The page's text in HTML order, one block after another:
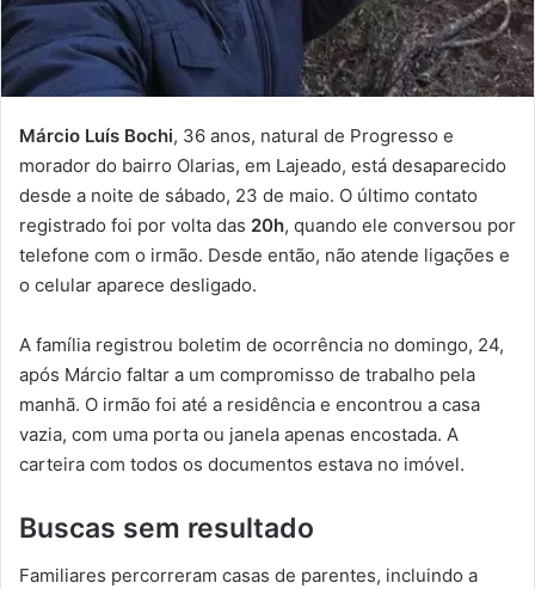
Márcio Luís Bochi, 36 anos, natural de Progresso e
morador do bairro Olarias, em Lajeado, está desaparecido
desde a noite de sábado, 23 de maio. O último contato
registrado foi por volta das 20h, quando ele conversou por
telefone com o irmão. Desde então, não atende ligações e
o celular aparece desligado.
A família registrou boletim de ocorrência no domingo, 24,
após Márcio faltar a um compromisso de trabalho pela
manhã. O irmão foi até a residência e encontrou a casa
vazia, com uma porta ou janela apenas encostada. A
carteira com todos os documentos estava no imóvel.
Buscas sem resultado
Familiares percorreram casas de parentes, incluindo a